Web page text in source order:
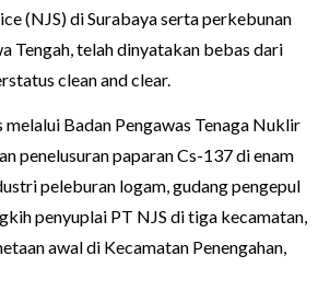
(NJS) di Surabaya serta perkebunan
Tengah, telah dinyatakan bebas dari
clean and clear.
melalui Badan Pengawas Tenaga Nuklir
penelusuran paparan Cs-137 di enam
peleburan logam, gudang pengepul
penyuplai PT NJS di tiga kecamatan,
awal di Kecamatan Penengahan,